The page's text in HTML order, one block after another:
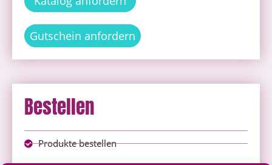
Gutschein anfordern
Bestellen
Produkte bestellen